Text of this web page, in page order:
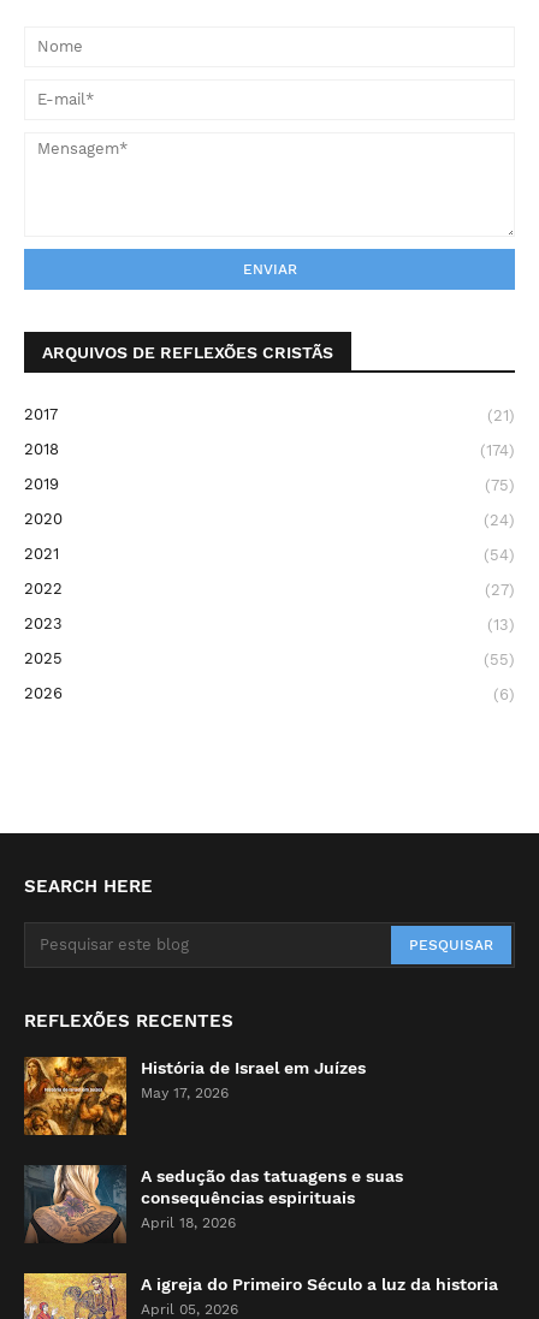
ARQUIVOS DE REFLEXÕES CRISTÃS
2017
(21)
2018
(174)
2019
(75)
2020
(24)
2021
(54)
2022
(27)
2023
(13)
2025
(55)
2026
(6)
SEARCH HERE
REFLEXÕES RECENTES
História de Israel em Juízes
May 17, 2026
A sedução das tatuagens e suas
consequências espirituais
April 18, 2026
A igreja do Primeiro Século a luz da historia
April 05, 2026